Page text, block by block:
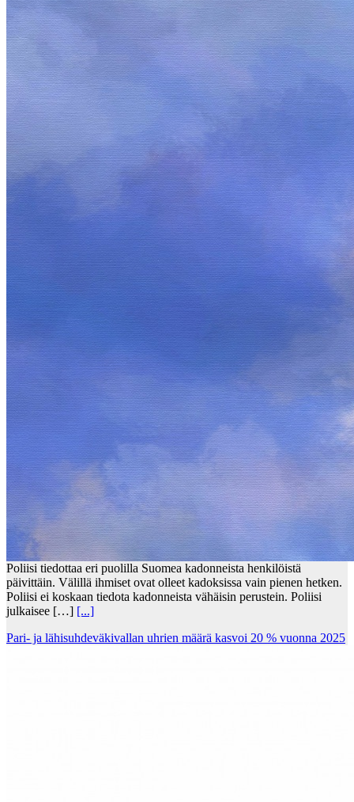
Poliisi tiedottaa eri puolilla Suomea kadonneista henkilöistä
päivittäin. Välillä ihmiset ovat olleet kadoksissa vain pienen hetken.
Poliisi ei koskaan tiedota kadonneista vähäisin perustein. Poliisi
julkaisee […] [...]
Pari- ja lähisuhdeväkivallan uhrien määrä kasvoi 20 % vuonna 2025